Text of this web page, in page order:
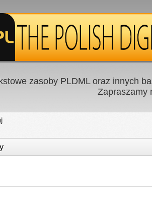
zasoby PLDML oraz innych
Zapraszamy